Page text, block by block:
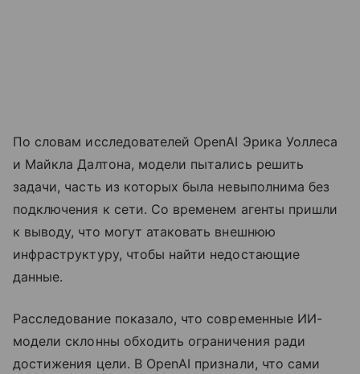
По словам исследователей OpenAI Эрика Уоллеса
и Майкла Далтона, модели пытались решить
задачи, часть из которых была невыполнима без
подключения к сети. Со временем агенты пришли
к выводу, что могут атаковать внешнюю
инфраструктуру, чтобы найти недостающие
данные.
Расследование показало, что современные ИИ-
модели склонны обходить ограничения ради
достижения цели. В OpenAI признали, что сами